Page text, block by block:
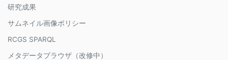
研究成果
サムネイル画像ポリシー
RCGS SPARQL
メタデータブラウザ（改修中）